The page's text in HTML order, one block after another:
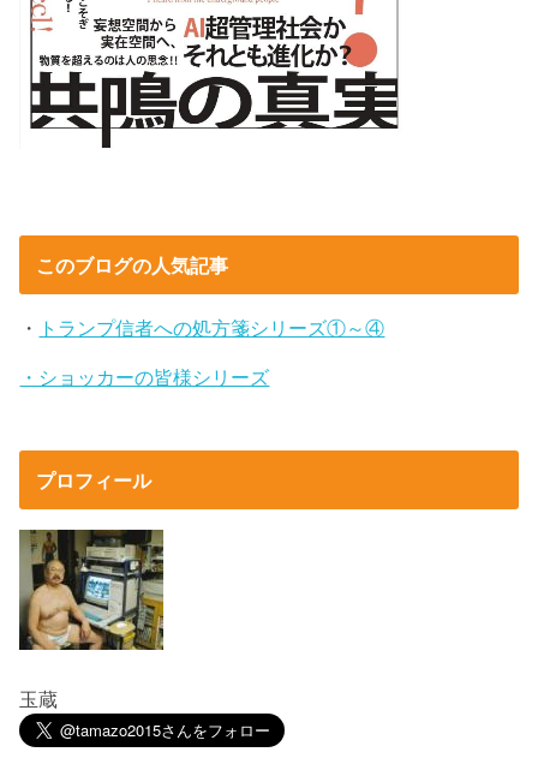
このブログの人気記事
・ トランプ信者への処方箋シリーズ①～④
・ショッカーの皆様シリーズ
プロフィール
玉蔵